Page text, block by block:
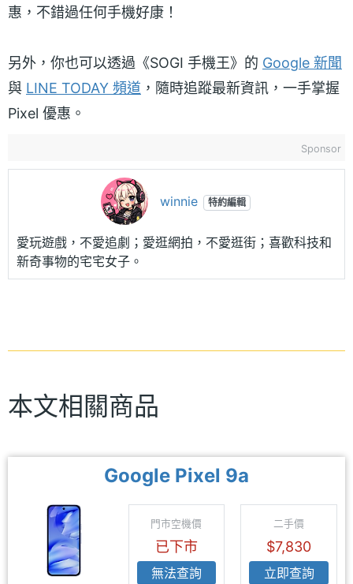
惠，不錯過任何手機好康！
另外，你也可以透過《SOGI 手機王》的 Google 新聞
與 LINE TODAY 頻道 ，隨時追蹤最新資訊，一手掌握
Pixel 優惠。
Sponsor
winnie 特約編輯
愛玩遊戲，不愛追劇；愛逛網拍，不愛逛街；喜歡科技和
新奇事物的宅宅女子。
本文相關商品
Google Pixel 9a
門市空機價
已下市
無法查詢
二手價
$7,830
立即查詢